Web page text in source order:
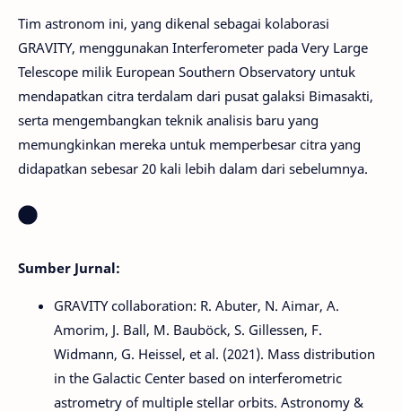
Tim astronom ini, yang dikenal sebagai kolaborasi
GRAVITY, menggunakan Interferometer pada Very Large
Telescope milik European Southern Observatory untuk
mendapatkan citra terdalam dari pusat galaksi Bimasakti,
serta mengembangkan teknik analisis baru yang
memungkinkan mereka untuk memperbesar citra yang
didapatkan sebesar 20 kali lebih dalam dari sebelumnya.
Sumber Jurnal:
GRAVITY collaboration: R. Abuter, N. Aimar, A.
Amorim, J. Ball, M. Bauböck, S. Gillessen, F.
Widmann, G. Heissel, et al. (2021). Mass distribution
in the Galactic Center based on interferometric
astrometry of multiple stellar orbits. Astronomy &